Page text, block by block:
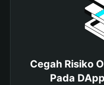
Cegah Risiko
Pada